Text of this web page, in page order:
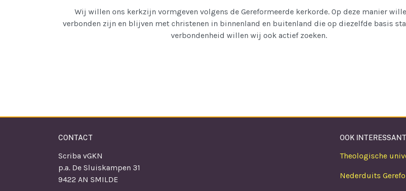
Wij willen ons kerkzijn vormgeven volgens de Gereformeerde kerkorde. Op deze manier
verbonden zijn en blijven met christenen in binnenland en buitenland die op diezelfde basis
verbondenheid willen wij ook actief zoeken.
CONTACT
Scriba vGKN
p.a. De Sluiskampen 31
9422 AN SMILDE
OOK INTERESSANT
Theologische
Nederduits